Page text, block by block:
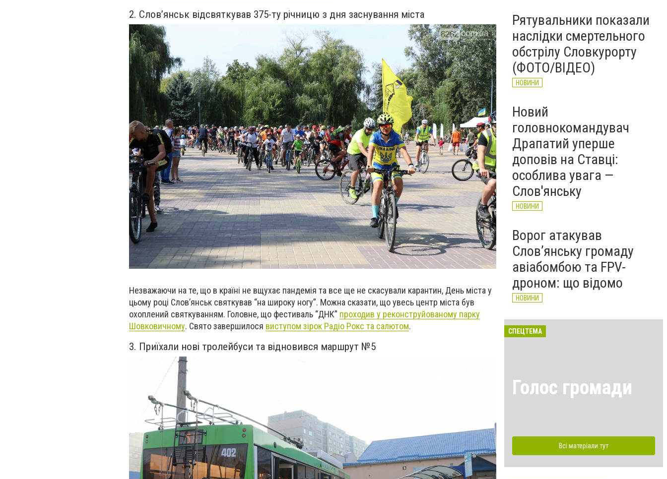
2. Слов’янськ відсвяткував 375-ту річницю з дня заснування міста
Незважаючи на те, що в країні не вщухає пандемія та все ще не скасували карантин, День міста у
цьому році Слов’янськ святкував “на широку ногу”. Можна сказати, що увесь центр міста був
охоплений святкуванням. Головне, що фестиваль “ДНК” проходив у реконструйованому парку
Шовковичному. Свято завершилося виступом зірок Радіо Рокс та салютом.
3. Приїхали нові тролейбуси та відновився маршрут №5
Рятувальники показали
наслідки смертельного
обстрілу Словкурорту
(ФОТО/ВІДЕО)
НОВИНИ
Новий
головнокомандувач
Драпатий уперше
доповів на Ставці:
особлива увага —
Слов'янську
НОВИНИ
Ворог атакував
Слов’янську громаду
авіабомбою та FPV-
дроном: що відомо
НОВИНИ
СПЕЦТЕМА
Голос громади
Всі матеріали тут